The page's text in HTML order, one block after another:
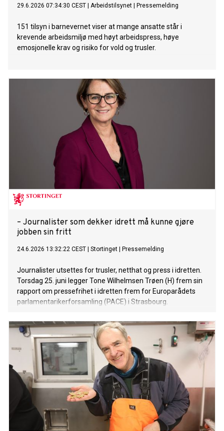
29.6.2026 07:34:30 CEST Arbeidstilsynet Pressemelding
151 tilsyn i barnevernet viser at mange ansatte står i
krevende arbeidsmiljø med høyt arbeidspress, høye
emosjonelle krav og risiko for vold og trusler.
– Journalister som dekker idrett må kunne gjøre
jobben sin fritt
24.6.2026 13:32:22 CEST Stortinget Pressemelding
Journalister utsettes for trusler, netthat og press i idretten.
Torsdag 25. juni legger Tone Wilhelmsen Trøen (H) frem sin
rapport om pressefrihet i idretten frem for Europarådets
parlamentarikerforsamling (PACE) i Strasbourg.